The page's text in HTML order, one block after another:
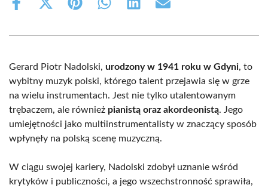
Share
Share
(Twitter)
Share Share Share Share
Gerard Piotr Nadolski, urodzony w 1941 roku w Gdyni, to
wybitny muzyk polski, którego talent przejawia się w grze
na wielu instrumentach. Jest nie tylko utalentowanym
trębaczem, ale również pianistą oraz akordeonistą. Jego
umiejętności jako multiinstrumentalisty w znaczący sposób
wpłynęły na polską scenę muzyczną.
W ciągu swojej kariery, Nadolski zdobył uznanie wśród
krytyków i publiczności, a jego wszechstronność sprawiła,